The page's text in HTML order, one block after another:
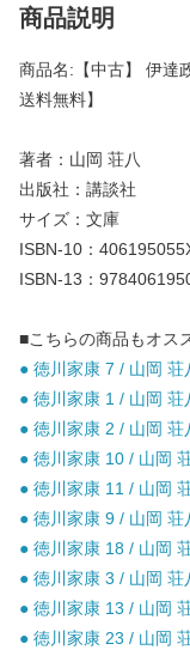
商品説明
商品名:【中古】 伊達
送料無料】
著者：山岡 荘八
出版社：講談社
サイズ：文庫
ISBN-10：
ISBN-13：
■こちらの商品もオス
● 徳川家康 7 / 山岡 荘
● 徳川家康 1 / 山岡 荘
● 徳川家康 2 / 山岡 荘
● 徳川家康 10 / 山岡
● 徳川家康 11 / 山岡
● 徳川家康 9 / 山岡 荘
● 徳川家康 18 / 山岡
● 徳川家康 3 / 山岡 荘
● 徳川家康 13 / 山岡
● 徳川家康 23 / 山岡